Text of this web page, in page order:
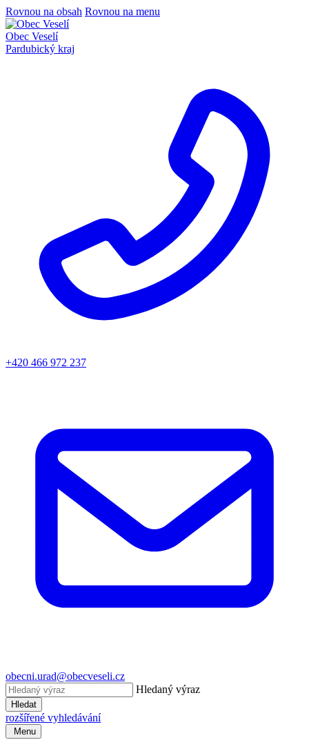
Rovnou na obsah Rovnou na menu
Obec Veselí
Pardubický kraj
+420 466 972 237
obecni.urad@obecveseli.cz
Hledaný výraz
Hledat
rozšířené vyhledávání
Menu